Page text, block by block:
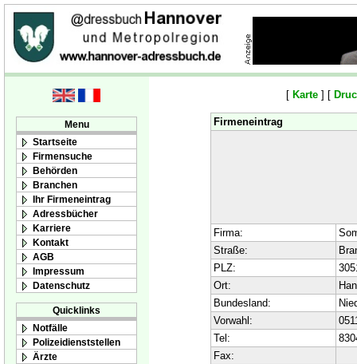
Menu
Startseite
Firmensuche
Behörden
Branchen
Ihr Firmeneintrag
Adressbücher
Karriere
Kontakt
AGB
Impressum
Datenschutz
Quicklinks
Notfälle
Polizeidienststellen
Ärzte
[ Karte ] [
Firmeneintrag
Firma:
Straße:
PLZ:
Ort:
Bundesland:
Vorwahl:
Tel:
Fax: